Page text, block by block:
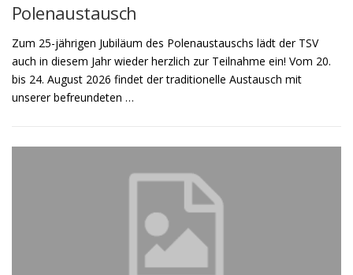
Polenaustausch
Zum 25-jährigen Jubiläum des Polenaustauschs lädt der TSV
auch in diesem Jahr wieder herzlich zur Teilnahme ein! Vom 20.
bis 24. August 2026 findet der traditionelle Austausch mit
unserer befreundeten …